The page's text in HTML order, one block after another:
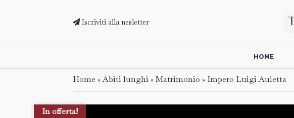
Iscriviti alla nesletter
HOME
Home »Abiti lunghi »Matrimonio » Impero Luigi Auletta
In offerta!